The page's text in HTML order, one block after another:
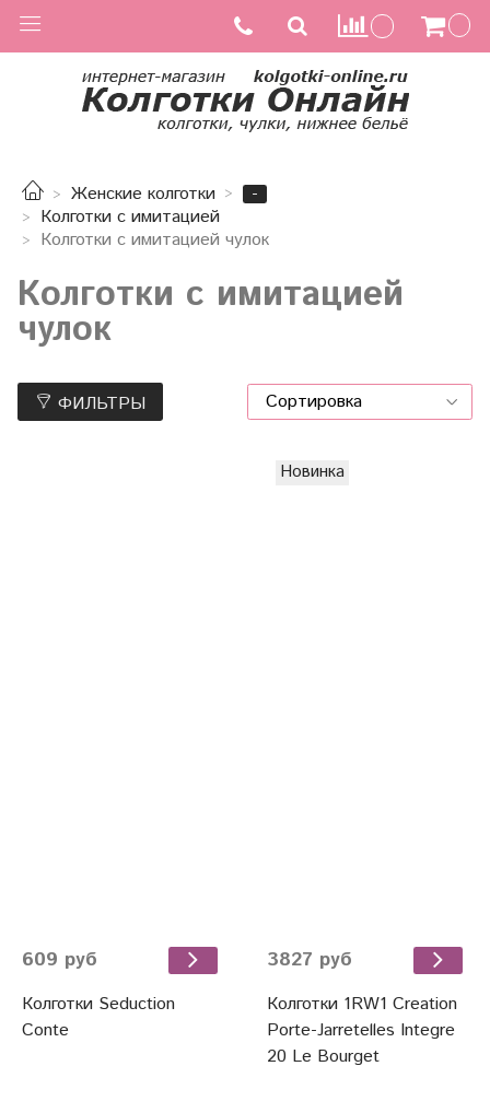
Женские колготки
-
Колготки с имитацией
Колготки с имитацией чулок
Колготки с имитацией
чулок
ФИЛЬТРЫ
609 руб
Колготки Seduction
Conte
Новинка
3827 руб
Колготки 1RW1 Creation
Porte-Jarretelles Integre
20 Le Bourget